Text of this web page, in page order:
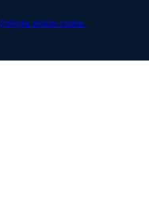
Polityka plików cookie.